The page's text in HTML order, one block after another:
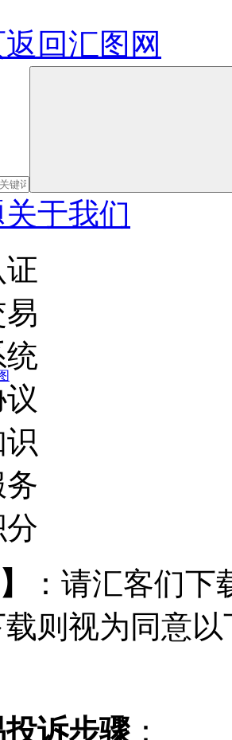
返回汇图网
关于我们
统
：请汇客们
则视为同意
诉步骤 ：